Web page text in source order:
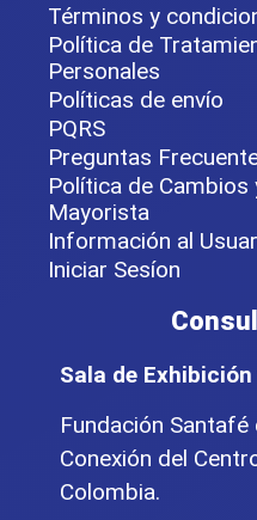
Términos y
Política de
Personales
Políticas de envío
PQRS
Preguntas
Política de Cambios
Mayorista
Información al
Iniciar Sesíon
Sala de
Fundación
Conexión del
Colombia.